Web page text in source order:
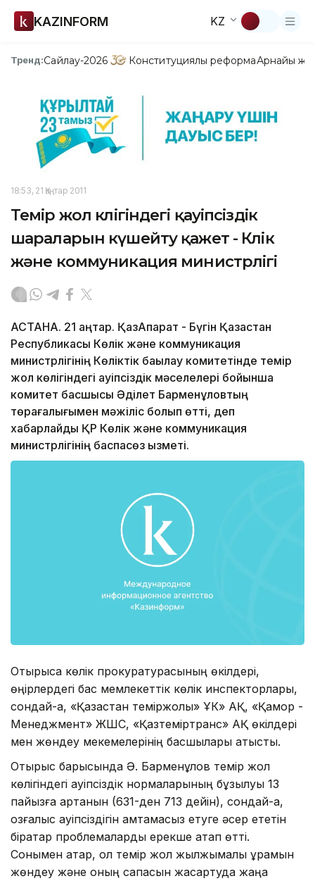
KAZINFORM KZ
Тренд:Сайлау-2026 Конституциялық реформаАрнайы
18:53, 21 Қаңтар 2011
Темір жол көлігіндегі қауіпсіздік
шараларын күшейту қажет - Көлік
және коммуникация министрлігі
АСТАНА. 21 қаңтар. ҚазАқпарат - Бүгін Қазақстан
Республикасы Көлік және коммуникация
министрлігінің Көліктік бақылау комитетінде темір
жол көлігіндегі қауіпсіздік мәселелері бойынша
комитет басшысы Әділет Барменқұловтың
төрағалығымен мәжіліс болып өтті, деп
хабарлайды ҚР Көлік және коммуникация
министрлігінің баспасөз қызметі.
Отырысқа көлік прокуратурасының өкілдері,
өңірлердегі бас мемлекеттік көлік инспекторлары,
сондай-ақ, «Қазақстан теміржолы» ҰК» АҚ, «Қамқор -
Менеджмент» ЖШС, «Қазтеміртранс» АҚ өкілдері
мен жөндеу мекемелерінің басшылары қатысты.
Отырыс барысында Ә. Барменқұлов темір жол
көлігіндегі қауіпсіздік нормаларының бұзылуы 13
пайызға артқанын (631-ден 713 дейін), сондай-ақ,
қозғалыс қауіпсіздігін қамтамасыз етуге әсер ететін
бірқатар проблемаларды ерекше атап өтті.
Сонымен қатар, ол темір жол жылжымалы құрамын
жөндеу және оның сапасын жақсартуда жаңа